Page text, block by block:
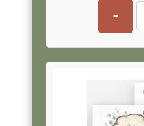
-